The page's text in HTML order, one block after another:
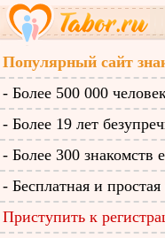
Популярный сайт
- Более 500 000
- Более 19 лет
- Более 300 знакомств
- Бесплатная и простая
Приступить к